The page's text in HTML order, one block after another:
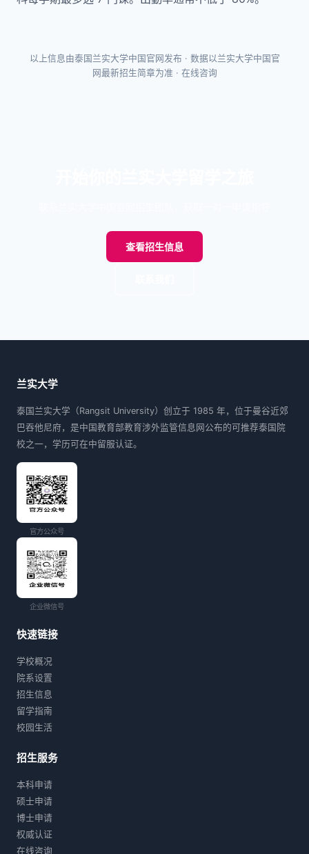
以上信息由泰国兰实大学中国官网发布 · 数据以兰实大学中国官
网最新招生简章为准 · 在线咨询
查看招生信息
兰实大学
泰国兰实大学（Rangsit University）创立于 1985 年，位于曼谷近郊
巴吞他尼府，是中国教育部教育涉外监管信息网公布的可推荐泰国院
校之一，学历可在中留服认证。
官方公众号
企业微信号
快速链接
学校概况
院系设置
招生信息
留学指南
校园生活
招生服务
本科申请
硕士申请
博士申请
权威认证
在线咨询